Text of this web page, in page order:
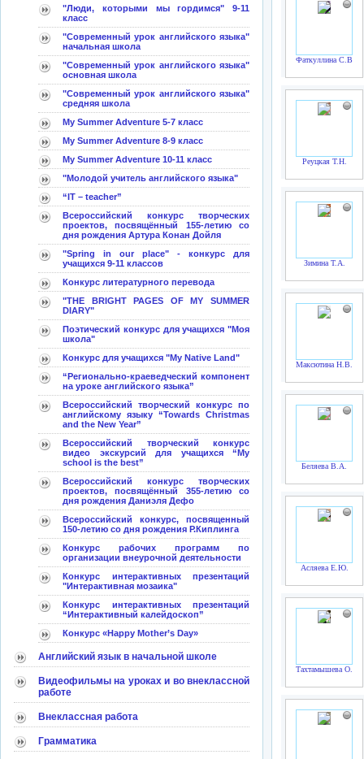
"Люди, которыми мы гордимся" 9-11
класс
"Современный урок английского языка"
начальная школа
"Современный урок английского языка"
основная школа
"Современный урок английского языка"
средняя школа
My Summer Adventure 5-7 класс
My Summer Adventure 8-9 класс
My Summer Adventure 10-11 класс
"Молодой учитель английского языка"
“IT – teacher”
Всероссийский конкурс творческих
проектов, посвящённый 155-летию со
дня рождения Артура Конан Дойля
"Spring in our place" - конкурс для
учащихся 9-11 классов
Конкурс литературного перевода
"THE BRIGHT PAGES OF MY SUMMER
DIARY"
Поэтический конкурс для учащихся "Моя
школа"
Конкурс для учащихся "My Native Land"
“Регионально-краеведческий компонент
на уроке английского языка”
Всероссийский творческий конкурс по
английскому языку “Towards Christmas
and the New Year”
Всероссийский творческий конкурс
видео экскурсий для учащихся “My
school is the best”
Всероссийский конкурс творческих
проектов, посвящённый 355-летию со
дня рождения Даниэля Дефо
Всероссийский конкурс, посвященный
150-летию со дня рождения Р.Киплинга
Конкурс рабочих программ по
организации внеурочной деятельности
Конкурс интерактивных презентаций
"Интерактивная мозаика"
Конкурс интерактивных презентаций
“Интерактивный калейдоскоп”
Конкурс «Happy Mother’s Day»
Английский язык в начальной школе
Видеофильмы на уроках и во внеклассной
работе
Внеклассная работа
Грамматика
Фаткуллина С.В.
Реуцкая Т.Н.
Зимина Т.А.
Максютина Н.В.
Беляева В.А.
Асляева Е.Ю.
Тахтамышева О.С.